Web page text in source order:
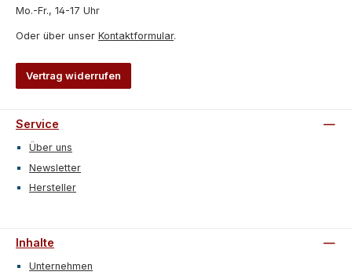
Mo.-Fr., 14-17 Uhr
Oder über unser Kontaktformular.
Vertrag widerrufen
Service
Über uns
Newsletter
Hersteller
Inhalte
Unternehmen